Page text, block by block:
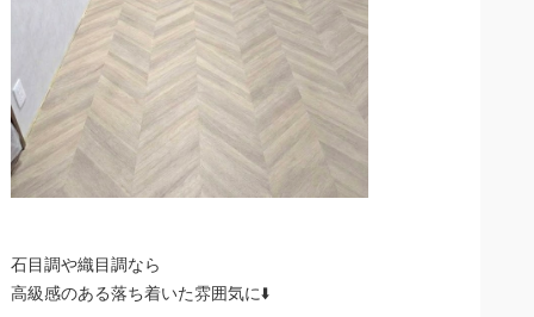
石目調や織目調なら
高級感のある落ち着いた雰囲気に⬇️